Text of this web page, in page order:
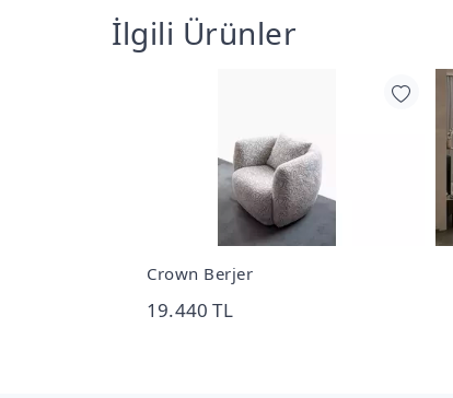
İlgili Ürünler
Crown Berjer
19.440 TL